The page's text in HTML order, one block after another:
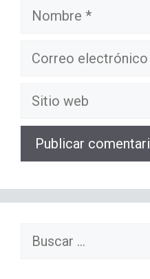
Nombre
Correo
Sitio
Buscar: